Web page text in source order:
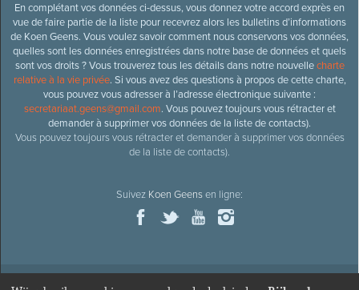
En complétant vos données ci-dessus, vous donnez votre accord exprès en
vue de faire partie de la liste pour recevrez alors les bulletins d’informations
de Koen Geens. Vous voulez savoir comment nous conservons vos données,
quelles sont les données enregistrées dans notre base de données et quels
sont vos droits ? Vous trouverez tous les détails dans notre nouvellecharte
relative à la vie privée. Si vous avez des questions à propos de cette charte,
vous pouvez vous adresser à l’adresse électronique suivante :
secretariaat.geens@gmail.com. Vous pouvez toujours vous rétracter et
demander à supprimer vos données de la liste de contacts).
Vous pouvez toujours vous rétracter et demander à supprimer vos données
de la liste de contacts).
Suivez Koen Geensen ligne: